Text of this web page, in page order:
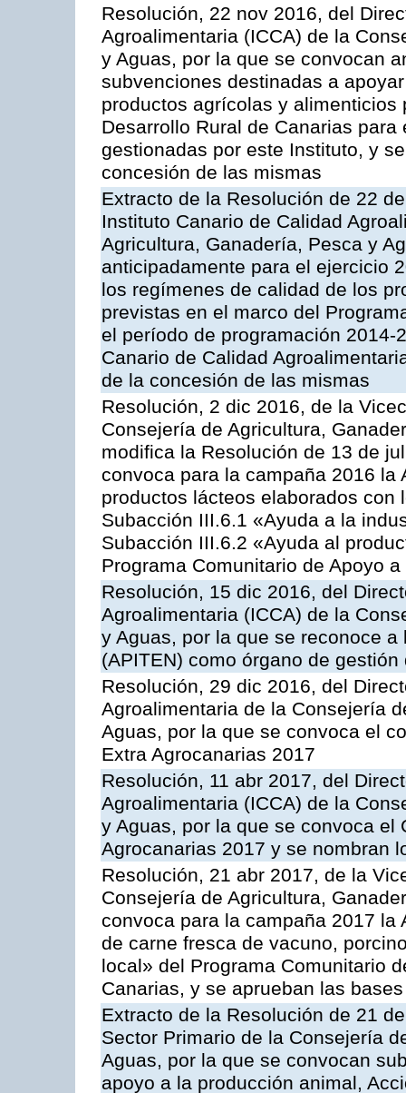
Resolución, 22 nov 2016, del
Agroalimentaria (ICCA) de la
y Aguas, por la que se convocan
subvenciones destinadas a
productos agrícolas y
Desarrollo Rural de Canarias
gestionadas por este Instituto, y
concesión de las mismas
Extracto de la Resolución de 22
Instituto Canario de Calidad
Agricultura, Ganadería, Pesca y
anticipadamente para el ejercicio
los regímenes de calidad de los
previstas en el marco del
el período de programación
Canario de Calidad
de la concesión de las mismas
Resolución, 2 dic 2016, de la
Consejería de Agricultura,
modifica la Resolución de 13 de
convoca para la campaña 2016
productos lácteos elaborados
Subacción III.6.1 «Ayuda a la
Subacción III.6.2 «Ayuda al
Programa Comunitario de Apoyo
Resolución, 15 dic 2016, del
Agroalimentaria (ICCA) de la
y Aguas, por la que se reconoce
(APITEN) como órgano de
Resolución, 29 dic 2016, del
Agroalimentaria de la Consejería
Aguas, por la que se convoca el
Extra Agrocanarias 2017
Resolución, 11 abr 2017, del
Agroalimentaria (ICCA) de la
y Aguas, por la que se convoca el
Agrocanarias 2017 y se nombran
Resolución, 21 abr 2017, de la
Consejería de Agricultura,
convoca para la campaña 2017
de carne fresca de vacuno,
local» del Programa Comunitario
Canarias, y se aprueban las
Extracto de la Resolución de 21
Sector Primario de la Consejería
Aguas, por la que se convocan
apoyo a la producción animal,